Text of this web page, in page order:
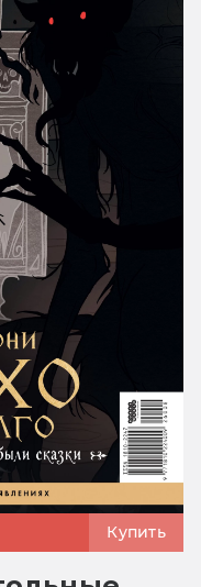
Купить